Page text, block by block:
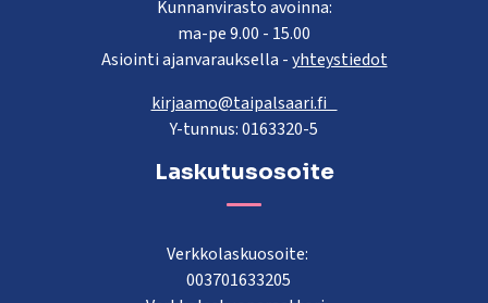
Kunnanvirasto avoinna:
ma-pe 9.00 - 15.00
Asiointi ajanvarauksella -yhteystiedot
kirjaamo@taipalsaari.fi
Y-tunnus: 0163320-5
Laskutusosoite
Verkkolaskuosoite:
003701633205